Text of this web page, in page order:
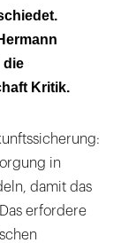
die
Kritik.
in
damit das
erfordere